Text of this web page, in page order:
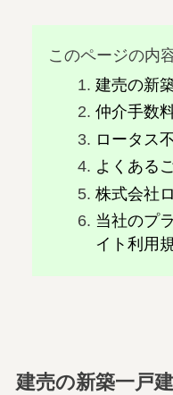
このページの内
建売の新
仲介手数
ロータス
よくある
株式会社
当社のプ
イト利用
建売の新築一戸